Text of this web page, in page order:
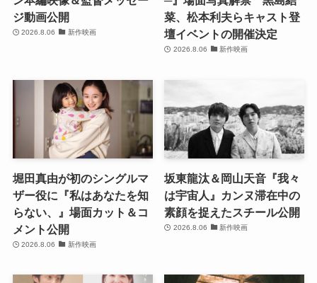
ジ動画公開
2026.8.06 新作映画
菜、松本利夫らキャスト登
壇イベントの開催決定
2026.8.06 新作映画
堀田真由が初のシングルマ
ザー役に『私はあなたを知
らない、』場面カット＆コ
メント公開
2026.8.06 新作映画
坂東龍汰＆岡山天音『我々
は宇宙人』カンヌ滞在中の
素顔を捉えたスチール公開
2026.8.06 新作映画